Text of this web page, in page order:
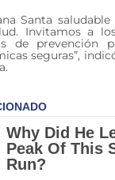
Santa
Invitamos a
de prevención
seguras”,